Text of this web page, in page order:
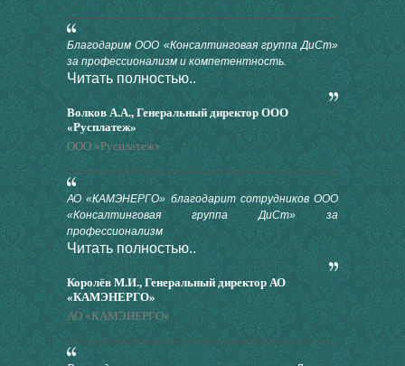
Благодарим ООО «Консалтинговая группа ДиСт»
за профессионализм и компетентность.
Читать полностью..
Волков А.А., Генеральный директор ООО
«Русплатеж»
ООО «Русплатеж»
АО «КАМЭНЕРГО» благодарит сотрудников ООО
«Консалтинговая группа ДиСт» за
профессионализм
Читать полностью..
Королёв М.И., Генеральный директор АО
«КАМЭНЕРГО»
АО «КАМЭНЕРГО»